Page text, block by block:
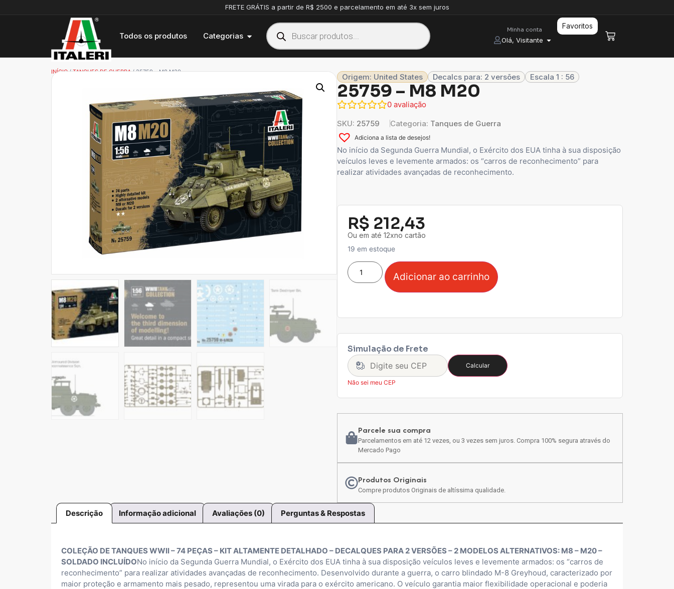
FRETE GRÁTIS a partir de R$ 2500 e parcelamento em até 3x sem juros
Todos os produtos Categorias
Minha conta
Olá, Visitante
Favoritos
INÍCIO/TANQUES DE GUERRA/ 25759 – M8 M20
Origem: United States Decalcs para: 2 versões Escala 1 : 56
25759 – M8 M20
0 avaliação
SKU: 25759 Categoria: Tanques de Guerra
Adiciona a lista de desejos!
No início da Segunda Guerra Mundial, o Exército dos EUA tinha à sua disposição
veículos leves e levemente armados: os “carros de reconhecimento” para
realizar atividades avançadas de reconhecimento.
R$ 212,43
Ou em até 12xno cartão
19 em estoque
Adicionar ao carrinho
Simulação de Frete
Calcular
Não sei meu CEP
Parcele sua compra
Parcelamentos em até 12 vezes, ou 3 vezes sem juros. Compra 100% segura através do
Mercado Pago
Produtos Originais
Compre produtos Originais de altíssima qualidade.
Descrição Informação adicional Avaliações (0) Perguntas & Respostas
COLEÇÃO DE TANQUES WWll – 74 PEÇAS – KIT ALTAMENTE DETALHADO – DECALQUES PARA 2 VERSÕES – 2 MODELOS ALTERNATIVOS: M8 – M20 –
SOLDADO INCLUÍDONo início da Segunda Guerra Mundial, o Exército dos EUA tinha à sua disposição veículos leves e levemente armados: os “carros de
reconhecimento” para realizar atividades avançadas de reconhecimento. Desenvolvido durante a guerra, o carro blindado M-8 Greyhoud, caracterizado por
maior proteção e armamento mais pesado, representou uma virada para o exército americano. O veículo garantia maior flexibilidade operacional e poderia